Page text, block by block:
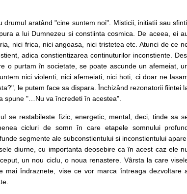
aratând "cine suntem noi". Misticii, initiatii sau
a lui Dumnezeu si constiinta cosmica. De aceea, ei
nici frica, nici angoasa, nici tristetea etc. Atunci de ce
adica constientizarea continuturilor inconstiente.
o purtam în societate, se poate ascunde un afemeiat,
nici violenti, nici afemeiati, nici hoti, ci doar ne
le putem face sa dispara. Închizând rezonatorii fiintei
spune "…Nu va încredeti în acestea".
se restabileste fizic, energetic, mental, deci, tinde sa
cicluri de somn în care etapele somnului
segmente ale subconstientului si inconstientului apare,
diurne, cu importanta deosebire ca în acest caz ele
un nou ciclu, o noua renastere. Vârsta la care
mai îndraznete, vise ce vor marca întreaga dezvoltare